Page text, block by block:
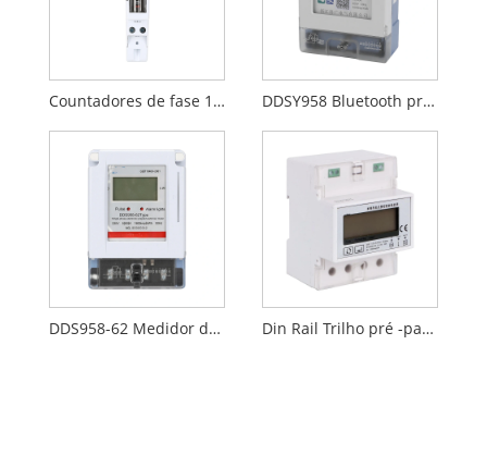
Countadores de fase 1P DIN RAIL METER DDSY958 Bluetooth pré -pago medidor de energia
DDS958-62 Medidor de energia pré-pago monofásico Din Rail Trilho pré -pago de energia pré -pago de fase